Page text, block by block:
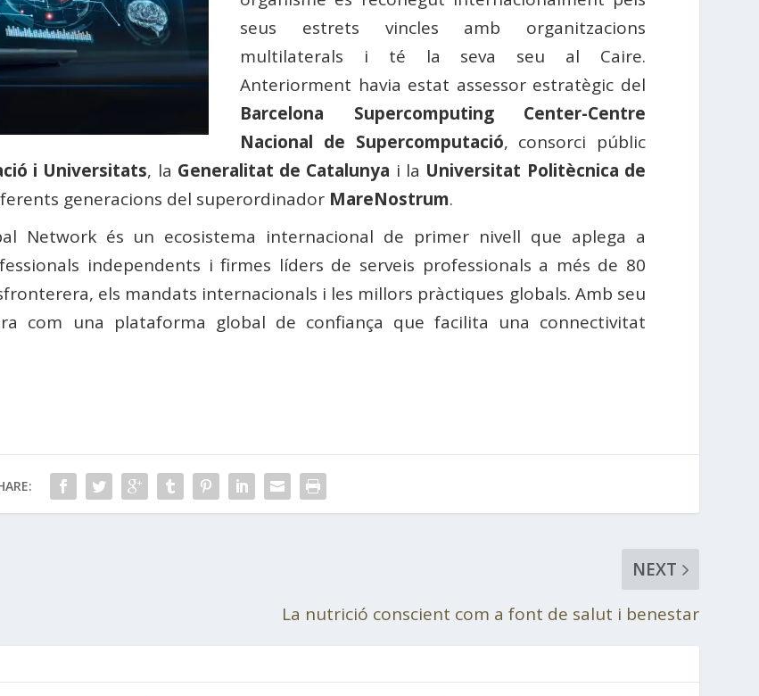
seus estrets vincles amb organitzacions
multilaterals i té la seva seu al Caire.
Anteriorment havia estat assessor estratègic del
Barcelona Supercomputing Center-Centre
Nacional de Supercomputació, consorci públic
i Universitats, la Generalitat de Catalunya i la Universitat Politècnica de
generacions del superordinador MareNostrum.
Network és un ecosistema internacional de primer nivell que aplega a
independents i firmes líders de serveis professionals a més de 80
els mandats internacionals i les millors pràctiques globals. Amb seu
com una plataforma global de confiança que facilita una connectivitat
NEXT
La nutrició conscient com a font de salut i benestar